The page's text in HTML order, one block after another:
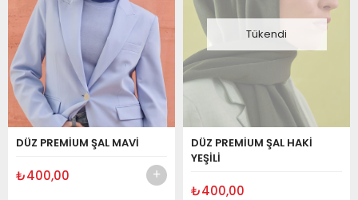
DÜZ PREMİUM ŞAL MAVİ
₺400,00
Tükendi
DÜZ PREMİUM ŞAL HAKİ
YEŞİLİ
₺400,00